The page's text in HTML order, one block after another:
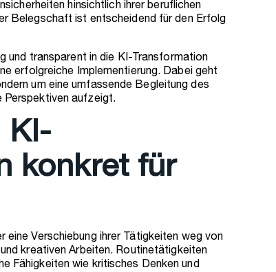
hinsichtlich ihrer beruflichen
Belegschaft ist entscheidend für den Erfolg
und transparent in die KI-Transformation
erfolgreiche Implementierung. Dabei geht
um eine umfassende Begleitung des
Perspektiven aufzeigt.
KI-
konkret für
eine Verschiebung ihrer Tätigkeiten weg von
kreativen Arbeiten. Routinetätigkeiten
Fähigkeiten wie kritisches Denken und